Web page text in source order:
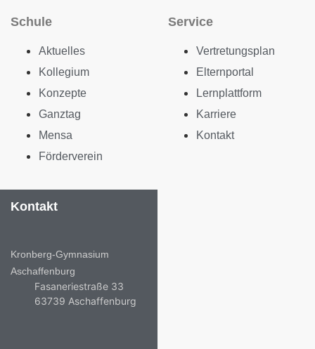
Schule
Aktuelles
Kollegium
Konzepte
Ganztag
Mensa
Förderverein
Service
Vertretungsplan
Elternportal
Lernplattform
Karriere
Kontakt
Kontakt
Kronberg-Gymnasium
Aschaffenburg
Fasaneriestraße 33
63739 Aschaffenburg